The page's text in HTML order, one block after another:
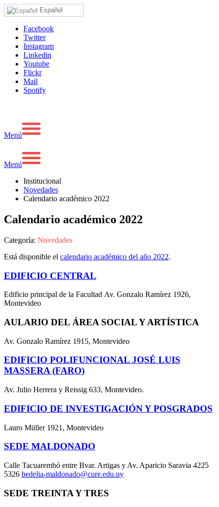
Español
Facebook
Twitter
Instagram
Linkedin
Youtube
Flickr
Mail
Spotify
Menú
Menú
Institucional
Novedades
Calendario académico 2022
Calendario académico 2022
Categoría: Novedades
Está disponible el calendario académico del año 2022.
EDIFICIO CENTRAL
Edificio principal de la Facultad Av. Gonzalo Ramírez 1926,
Montevideo
AULARIO DEL ÁREA SOCIAL Y ARTÍSTICA
Av. Gonzalo Ramírez 1915, Montevideo
EDIFICIO POLIFUNCIONAL JOSÉ LUIS
MASSERA (FARO)
Av. Julio Herrera y Reissig 633, Montevideo.
EDIFICIO DE INVESTIGACIÓN Y POSGRADOS
Lauro Müller 1921, Montevideo
SEDE MALDONADO
Calle Tacuarembó entre Bvar. Artigas y Av. Aparicio Saravia 4225
5326 bedelia-maldonado@cure.edu.uy
SEDE TREINTA Y TRES